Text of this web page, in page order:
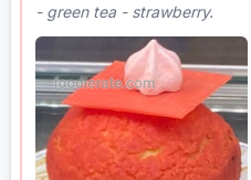
- green tea - strawberry.